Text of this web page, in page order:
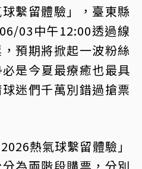
繫留體驗」，臺東縣
03中午12:00透過線
預期將掀起一波粉絲
是今夏最療癒也最具
迷們千萬別錯過搶票
熱氣球繫留體驗」
為兩階段購票，分別